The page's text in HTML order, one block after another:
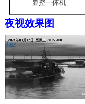
显控一体机
夜视效果图